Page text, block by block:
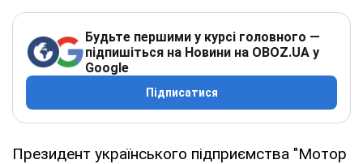
Будьте першими у курсі головного —
підпишіться на Новини на OBOZ.UA у
Google
Підписатися
Президент українського підприємства "Мотор